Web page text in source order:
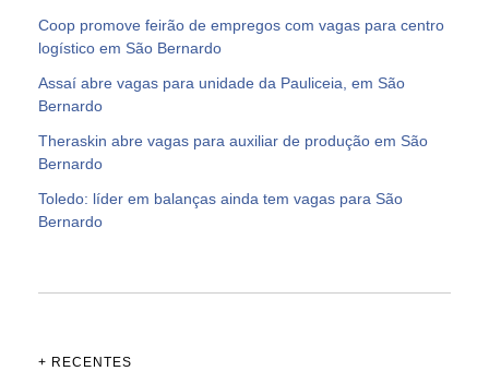
Coop promove feirão de empregos com vagas para centro
logístico em São Bernardo
Assaí abre vagas para unidade da Pauliceia, em São
Bernardo
Theraskin abre vagas para auxiliar de produção em São
Bernardo
Toledo: líder em balanças ainda tem vagas para São
Bernardo
+ RECENTES